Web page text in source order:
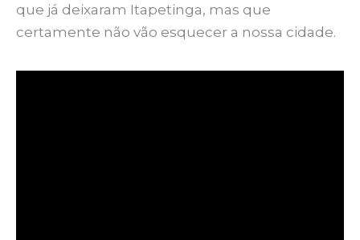
que já deixaram Itapetinga, mas que
certamente não vão esquecer a nossa cidade.